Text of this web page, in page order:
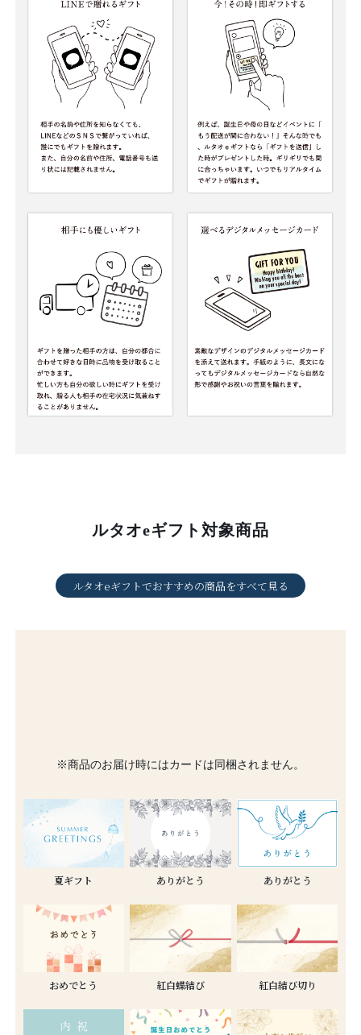
ルタオeギフト対象商品
ルタオeギフトでおすすめの商品をすべて見る
※商品のお届け時にはカードは同梱されません。
夏ギフト ありがとう ありがとう
おめでとう 紅白蝶結び 紅白結び切り